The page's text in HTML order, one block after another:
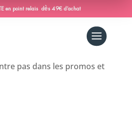
en point relais dès 49€ d’achat
pas dans les promos et